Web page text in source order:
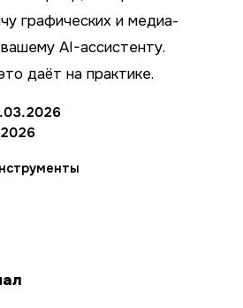
графических и медиа-
AI-ассистенту.
даёт на практике.